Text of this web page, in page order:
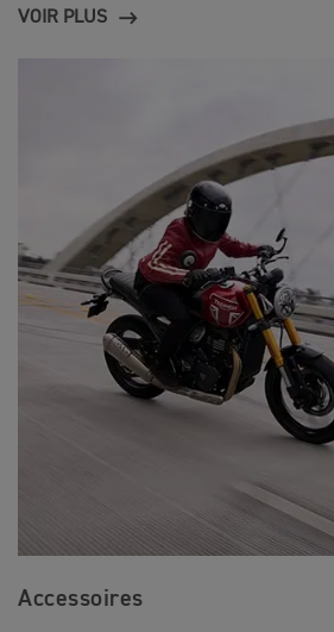
VOIR PLUS
Accessoires